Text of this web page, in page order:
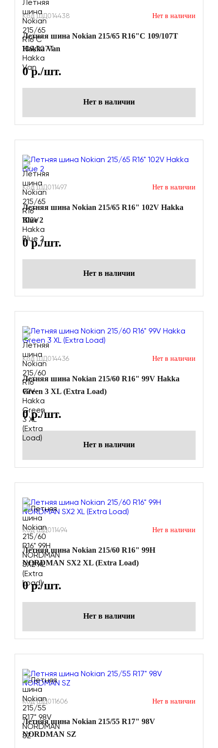
Код ШД014438 Нет в наличии
Летняя шина Nokian 215/65 R16"C 109/107T
Hakka Van
0р./шт.
Нет в наличии
Код ШД011497 Нет в наличии
Летняя шина Nokian 215/65 R16" 102V Hakka
Blue 2
0р./шт.
Нет в наличии
Код ШД014436 Нет в наличии
Летняя шина Nokian 215/60 R16" 99V Hakka
Green 3 XL (Extra Load)
0р./шт.
Нет в наличии
Код ШД011494 Нет в наличии
Летняя шина Nokian 215/60 R16" 99H
NORDMAN SX2 XL (Extra Load)
0р./шт.
Нет в наличии
Код ШД011606 Нет в наличии
Летняя шина Nokian 215/55 R17" 98V
NORDMAN SZ